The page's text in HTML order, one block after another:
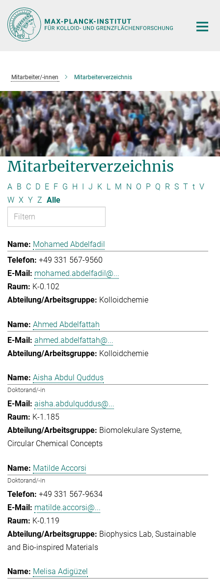
Hauptinhalt
Mitarbeiter/-innen Mitarbeiterverzeichnis
Mitarbeiterverzeichnis
A B C D E F G H I J K L M N O P Q R S T t V
W X Y Z Alle
Mohamed Abdelfadil
+49 331 567-9560
mohamed.abdelfadil@...
K-0.102
Kolloidchemie
Ahmed Abdelfattah
ahmed.abdelfattah@...
Kolloidchemie
Aisha Abdul Quddus
Doktorand/-in
aisha.abdulquddus@...
K-1.185
Biomolekulare Systeme
Circular Chemical Concepts
Matilde Accorsi
Doktorand/-in
+49 331 567-9634
matilde.accorsi@...
K-0.119
Biophysics Lab Sustainable
and Bio-inspired Materials
Melisa Adigüzel